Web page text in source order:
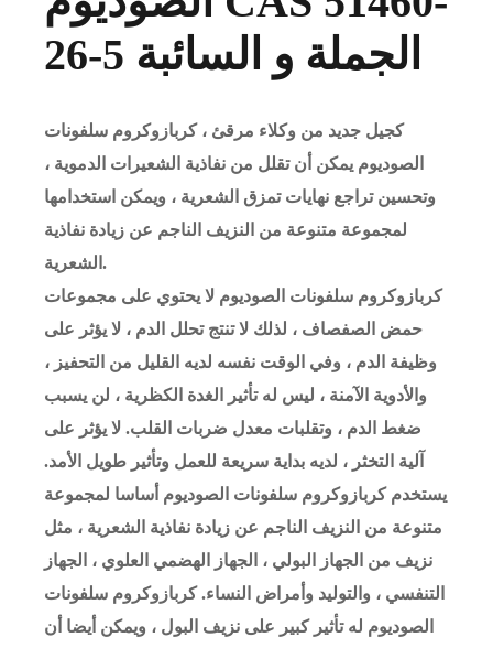
26-5 الجملة و السائبة
كجيل جديد من وكلاء مرقئ ، كربازوكروم سلفونات
الصوديوم يمكن أن تقلل من نفاذية الشعيرات الدموية ،
وتحسين تراجع نهايات تمزق الشعرية ، ويمكن استخدامها
لمجموعة متنوعة من النزيف الناجم عن زيادة نفاذية
الشعرية.
كربازوكروم سلفونات الصوديوم لا يحتوي على مجموعات
حمض الصفصاف ، لذلك لا تنتج تحلل الدم ، لا يؤثر على
وظيفة الدم ، وفي الوقت نفسه لديه القليل من التحفيز ،
والأدوية الآمنة ، ليس له تأثير الغدة الكظرية ، لن يسبب
ضغط الدم ، وتقلبات معدل ضربات القلب. لا يؤثر على
آلية التخثر ، لديه بداية سريعة للعمل وتأثير طويل الأمد.
يستخدم كربازوكروم سلفونات الصوديوم أساسا لمجموعة
متنوعة من النزيف الناجم عن زيادة نفاذية الشعرية ، مثل
نزيف من الجهاز البولي ، الجهاز الهضمي العلوي ، الجهاز
التنفسي ، والتوليد وأمراض النساء. كربازوكروم سلفونات
الصوديوم له تأثير كبير على نزيف البول ، ويمكن أيضا أن